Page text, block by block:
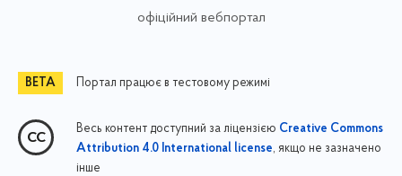
офіційний вебпортал
Портал працює в тестовому режимі
Весь контент доступний за ліцензією Creative Commons
Attribution 4.0 International license, якщо не зазначено
інше